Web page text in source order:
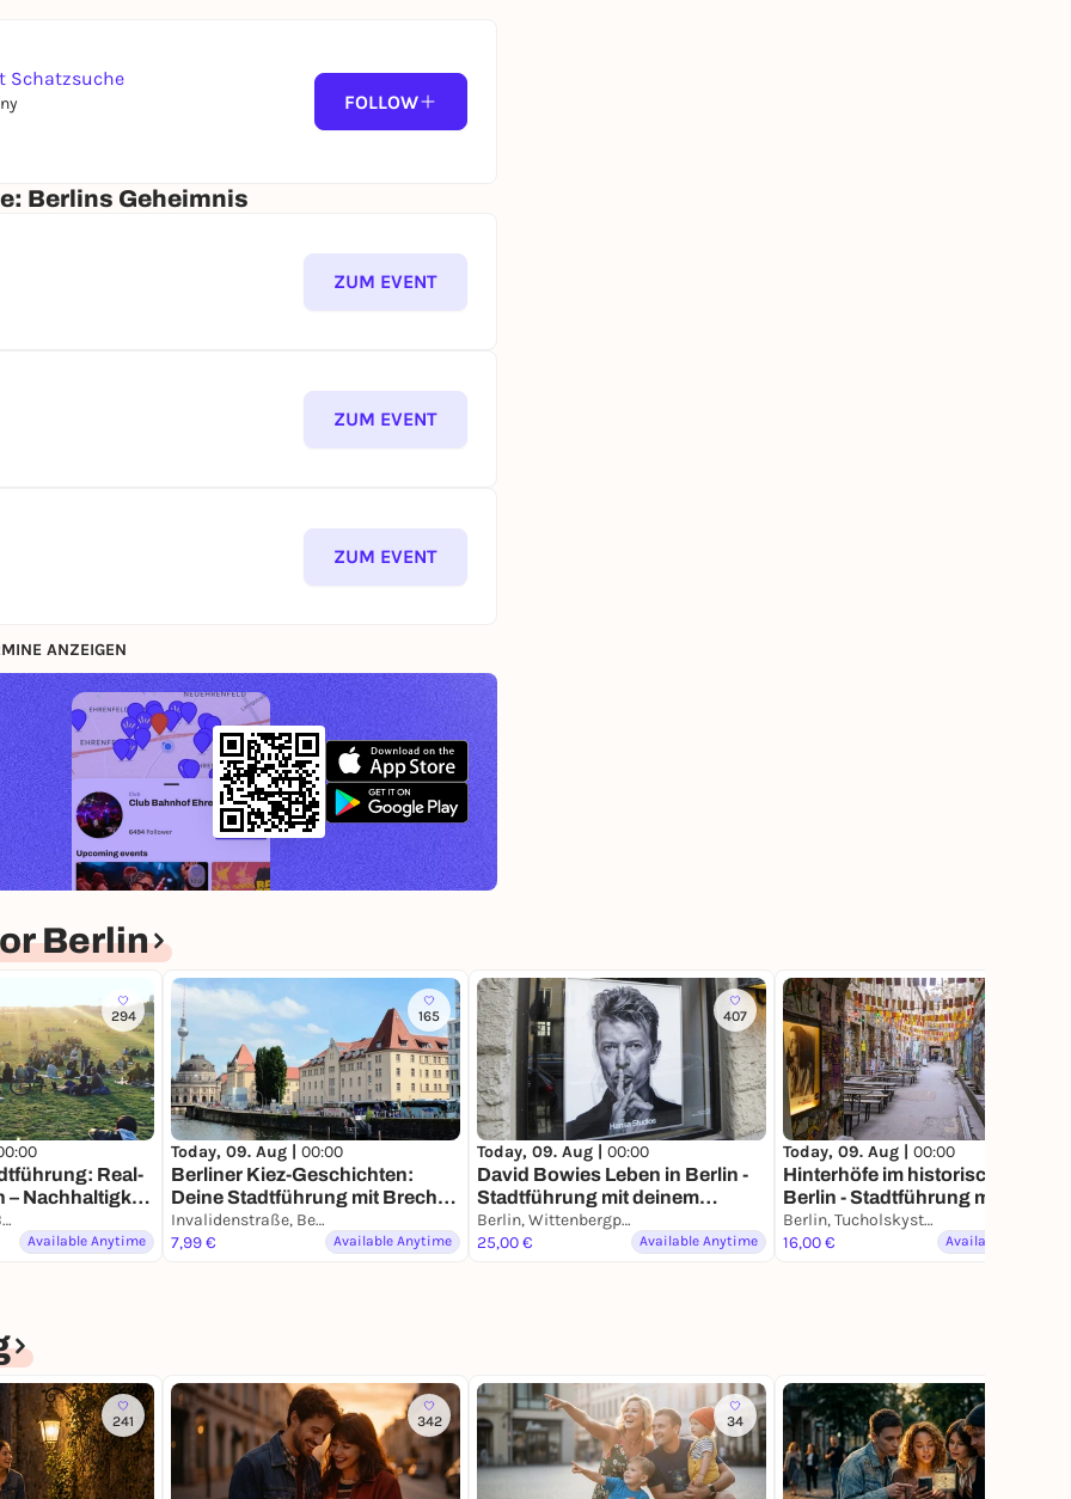
und schafft Erinnerungen, die bleiben. Ladet die
Euer ganz persönliches
Tag!
Seite – von der Einführung bis zur
wie Du es noch nie erlebt hast!
feiern wollen! Ob aufregendes Abenteuer,
neugierige Stadtentdeckerinnen seid: Berlins
Feier.
geht's direkt los – ohne Wartezeit.
an den coolsten Orten in Berlin.
zur Seite – mit hilfreichen Tipps, Tricks und
bringen Euch die Geschichte der Stadt auf
angesagten Highlights und lasst die besondere
Smartphone und Lust auf Spaß – mehr brauchst
übernehmen wir!
39,99 €
Schatzsuche
FOLLOW
Berlins Geheimnis
ZUM EVENT
ZUM EVENT
ZUM EVENT
ANZEIGEN
Berlin
294
Real-
– Nachhaltigkeit
Karl-Marx-Platz, Berlin
Available Anytime
165
Today, 09. Aug | 00:00
Berliner Kiez-Geschichten:
Deine Stadtführung mit Brecht
& Biermann
Invalidenstraße, Berlin
7,99 €
Available Anytime
407
Today, 09. Aug | 00:00
David Bowies Leben in Berlin -
Stadtführung mit deinem
Smartphone
Berlin, Wittenbergplatz
25,00 €
Available Anytime
Today, 09. Aug | 00:00
Hinterhöfe im historischen
Berlin - Stadtführung mit deinem
Smartphone
Berlin, Tucholskystraße
16,00 €
Available Anytime
241 342 34